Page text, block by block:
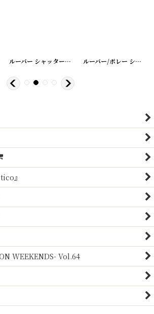
12 ] ルーバー シャッター
[20200331-16] ルーバー/ボレー シャッター
』
WEEKENDS- Vol.64